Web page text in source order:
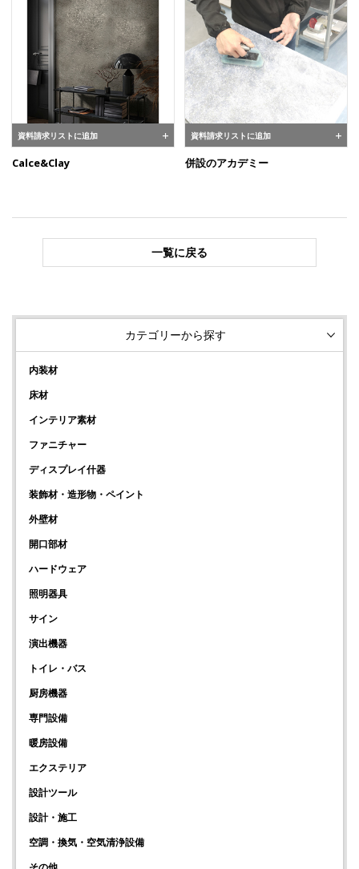
資料請求リストに追加
Calce&Clay
資料請求リストに追加
併設のアカデミー
一覧に戻る
カテゴリーから探す
内装材
床材
インテリア素材
ファニチャー
ディスプレイ什器
装飾材・造形物・ペイント
外壁材
開口部材
ハードウェア
照明器具
サイン
演出機器
トイレ・バス
厨房機器
専門設備
暖房設備
エクステリア
設計ツール
設計・施工
空調・換気・空気清浄設備